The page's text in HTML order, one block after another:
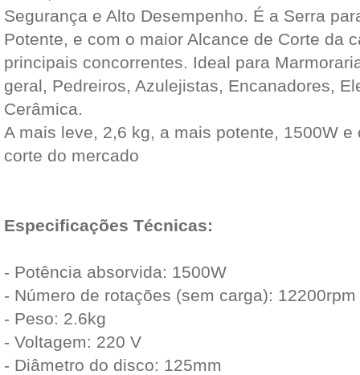
Segurança e Alto Desempenho. É a Serra
Potente, e com o maior Alcance de Corte da
principais concorrentes. Ideal para
geral, Pedreiros, Azulejistas, Encanadores,
Cerâmica.
A mais leve, 2,6 kg, a mais potente, 1500W
corte do mercado
Especificações Técnicas:
- Potência absorvida: 1500W
- Número de rotações (sem carga): 12200rpm
- Peso: 2.6kg
- Voltagem: 220 V
- Diâmetro do disco: 125mm